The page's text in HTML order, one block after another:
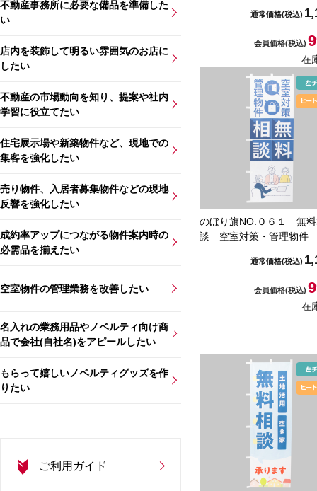
不動産事務所に必要な備品を準備した
い
店内を装飾して明るい雰囲気のお店に
したい
不動産の市場動向を知り、提案や社内
学習に役立てたい
住宅展示場や新築物件など、現地での
集客を強化したい
売り物件、入居者募集物件などの現地
反響を強化したい
成約率アップにつながる物件案内時の
必需品を揃えたい
空室物件の管理業務を改善したい
名入れの業務用品やノベルティ向け商
品で会社(自社名)をアピールしたい
もらって嬉しいノベルティグッズを作
りたい
ご利用ガイド
通常価格(税込)
会員価格(税込)
在
のぼり旗NO.０６１ 無
談 空室対策・管理物件
通常価格(税込)
会員価格(税込)
在